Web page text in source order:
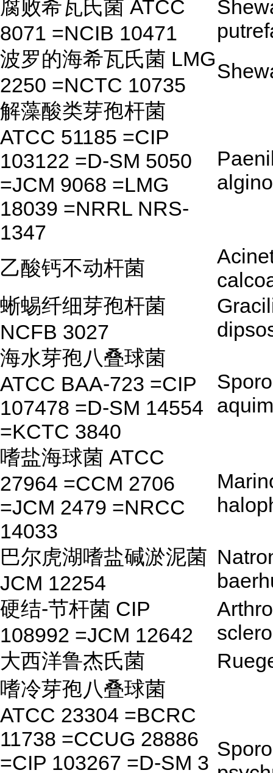
腐败希瓦氏菌 ATCC
8071 =NCIB 10471
波罗的海希瓦氏菌 LMG
2250 =NCTC 10735
解藻酸类芽孢杆菌
ATCC 51185 =CIP
103122 =D-SM 5050
=JCM 9068 =LMG
18039 =NRRL NRS-
1347
乙酸钙不动杆菌
蜥蜴纤细芽孢杆菌
NCFB 3027
海水芽孢八叠球菌
ATCC BAA-723 =CIP
107478 =D-SM 14554
=KCTC 3840
嗜盐海球菌 ATCC
27964 =CCM 2706
=JCM 2479 =NRCC
14033
巴尔虎湖嗜盐碱淤泥菌
JCM 12254
硬结-节杆菌 CIP
108992 =JCM 12642
大西洋鲁杰氏菌
嗜冷芽孢八叠球菌
ATCC 23304 =BCRC
11738 =CCUG 28886
=CIP 103267 =D-SM 3